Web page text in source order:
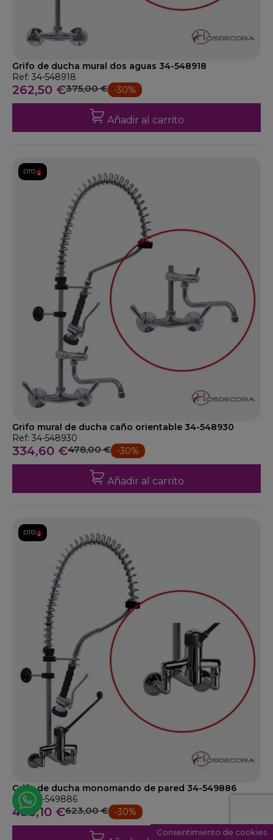
Grifo de ducha mural dos aguas 34-548918
Ref: 34-548918
262,50 €375,00 € -30%
Añadir al carrito
DTO.
Grifo mural de ducha caño orientable 34-548930
Ref: 34-548930
334,60 €478,00 € -30%
Añadir al carrito
DTO.
Grifo de ducha monomando de pared 34-549886
Ref: 34-549886
436,10 €623,00 € -30%
Consentimiento de cookies